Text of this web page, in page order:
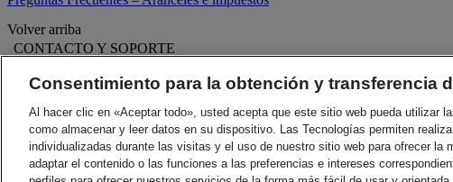
Volver arriba
CONTACTO Y SOPORTE
Preguntas Frecuentes
Encontrar una ubicación
LEGAL
Términos y Condiciones
Garantía de devolución
Aviso De Privacidad
Acerca de DHL
Prensa
Carreras
Aviso legal
Consentimiento para la obtención y transferencia
Al hacer clic en «Aceptar todo», usted acepta que este sitio web pueda utilizar
como almacenar y leer datos en su dispositivo. Las Tecnologías permiten
individualizadas durante las visitas y el uso de nuestro sitio web para ofrecer la
adaptar el contenido o las funciones a las preferencias e intereses